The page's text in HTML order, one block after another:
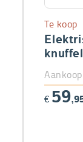
Te koop
€ 59